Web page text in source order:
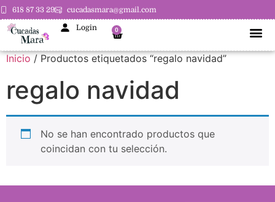
618 87 33 29 cucadasmara@gmail.com
Login 0
Inicio / Productos etiquetados “regalo navidad”
regalo navidad
No se han encontrado productos que
coincidan con tu selección.